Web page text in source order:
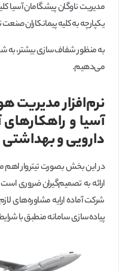
مدیریت ناوگان پیشگامان آسیا
یکپارچه به کلیه پیمانکاران
به منظور شفاف‌سازی بیشتر، به
می‌دهیم.
نرم‌افزار مدیریت
آسیا و راهکارهای
دارویی و بهداشتی
در این بخش بصورت تیتروار اهم
ارائه به تصمیم‌گیران ضروری
شرکت آماده ارایه مشاوره‌های
پیاده‌سازی سامانه منطبق با